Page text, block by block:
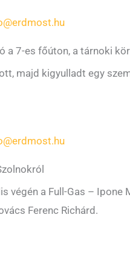
a 7-es főúton, a tárnoki
majd kigyulladt egy
végén a Full-Gas –
Ferenc Richárd.